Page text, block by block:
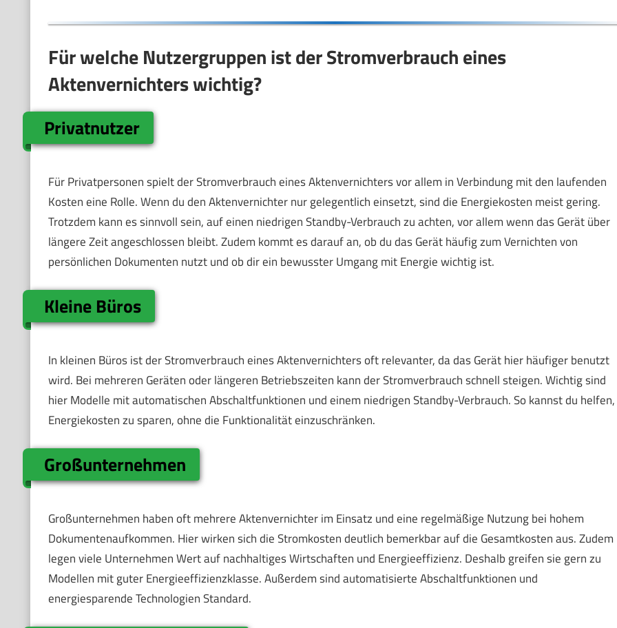
Für welche Nutzergruppen ist der Stromverbrauch eines
Aktenvernichters wichtig?
Privatnutzer
Für Privatpersonen spielt der Stromverbrauch eines Aktenvernichters vor allem in Verbindung mit den laufenden
Kosten eine Rolle. Wenn du den Aktenvernichter nur gelegentlich einsetzt, sind die Energiekosten meist gering.
Trotzdem kann es sinnvoll sein, auf einen niedrigen Standby-Verbrauch zu achten, vor allem wenn das Gerät über
längere Zeit angeschlossen bleibt. Zudem kommt es darauf an, ob du das Gerät häufig zum Vernichten von
persönlichen Dokumenten nutzt und ob dir ein bewusster Umgang mit Energie wichtig ist.
Kleine Büros
In kleinen Büros ist der Stromverbrauch eines Aktenvernichters oft relevanter, da das Gerät hier häufiger benutzt
wird. Bei mehreren Geräten oder längeren Betriebszeiten kann der Stromverbrauch schnell steigen. Wichtig sind
hier Modelle mit automatischen Abschaltfunktionen und einem niedrigen Standby-Verbrauch. So kannst du helfen,
Energiekosten zu sparen, ohne die Funktionalität einzuschränken.
Großunternehmen
Großunternehmen haben oft mehrere Aktenvernichter im Einsatz und eine regelmäßige Nutzung bei hohem
Dokumentenaufkommen. Hier wirken sich die Stromkosten deutlich bemerkbar auf die Gesamtkosten aus. Zudem
legen viele Unternehmen Wert auf nachhaltiges Wirtschaften und Energieeffizienz. Deshalb greifen sie gern zu
Modellen mit guter Energieeffizienzklasse. Außerdem sind automatisierte Abschaltfunktionen und
energiesparende Technologien Standard.